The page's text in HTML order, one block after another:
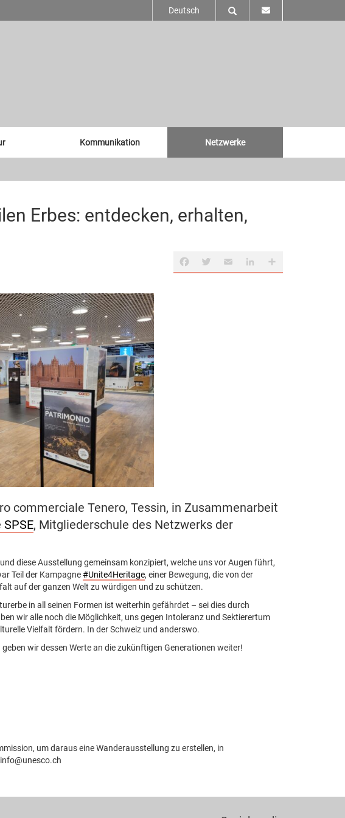
Deutsch
Kommunikation Netzwerke
Erbes: entdecken, erhalten,
FacebookTwitterEmail LinkedInShare
commerciale Tenero, Tessin, in Zusammenarbeit
, Mitgliederschule des Netzwerks der
diese Ausstellung gemeinsam konzipiert, welche uns vor Augen führt,
Teil der Kampagne#Unite4Heritage, einer Bewegung, die von der
auf der ganzen Welt zu würdigen und zu schützen.
in all seinen Formen ist weiterhin gefährdet – sei dies durch
wir alle noch die Möglichkeit, uns gegen Intoleranz und Sektierertum
Vielfalt fördern. In der Schweiz und anderswo.
wir dessen Werte an die zukünftigen Generationen weiter!
um daraus eine Wanderausstellung zu erstellen, in